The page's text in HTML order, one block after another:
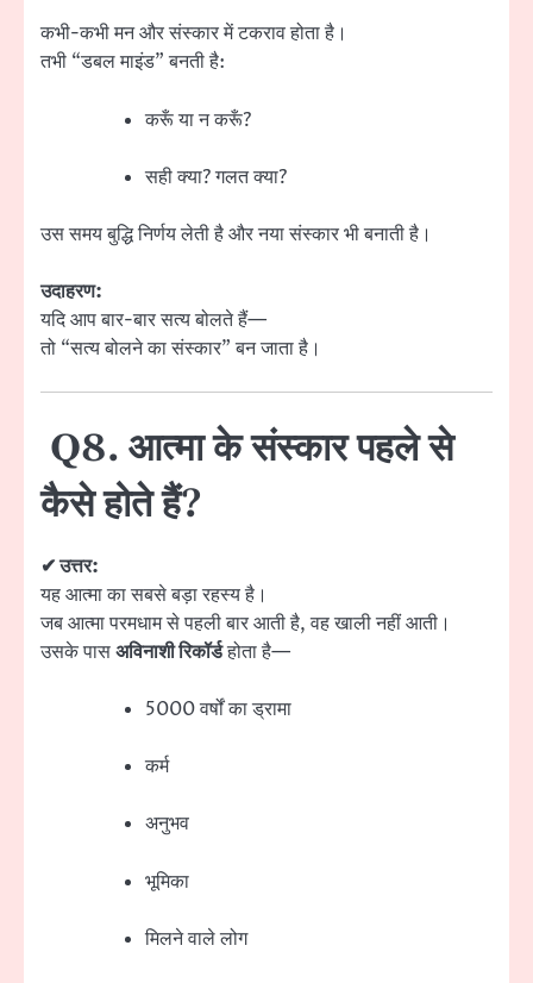
कभी-कभी मन और संस्कार में टकराव होता है।
तभी “डबल माइंड” बनती है:
करूँ या न करूँ?
सही क्या? गलत क्या?
उस समय बुद्धि निर्णय लेती है और नया संस्कार भी बनाती है।
उदाहरण:
यदि आप बार-बार सत्य बोलते हैं—
तो “सत्य बोलने का संस्कार” बन जाता है।
Q8. आत्मा के संस्कार पहले से
कैसे होते हैं?
✔ उत्तर:
यह आत्मा का सबसे बड़ा रहस्य है।
जब आत्मा परमधाम से पहली बार आती है, वह खाली नहीं आती।
उसके पासअविनाशी रिकॉर्डहोता है—
5000 वर्षों का ड्रामा
कर्म
अनुभव
भूमिका
मिलने वाले लोग